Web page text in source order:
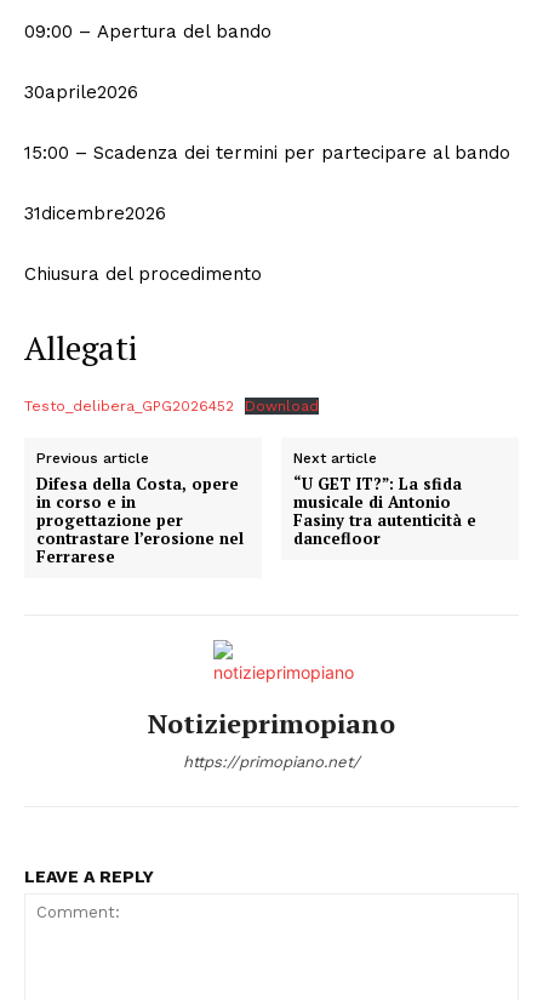
Condividi
CONTENUTI
ECONOMIA
09:00 – Apertura del bando
30aprile2026
15:00 – Scadenza dei termini per partecipare al bando
31dicembre2026
Chiusura del procedimento
Allegati
Testo_delibera_GPG2026452 Download
Previous article
Difesa della Costa, opere
in corso e in
progettazione per
contrastare l’erosione nel
Ferrarese
Next article
“U GET IT?”: La sfida
musicale di Antonio
Fasiny tra autenticità e
dancefloor
Notizieprimopiano
https://primopiano.net/
LEAVE A REPLY